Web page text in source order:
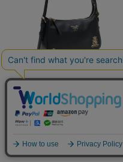
26WS01007
クラシックアニルブリロ/ソフトワン
ショルダー28cm
102,300 税込